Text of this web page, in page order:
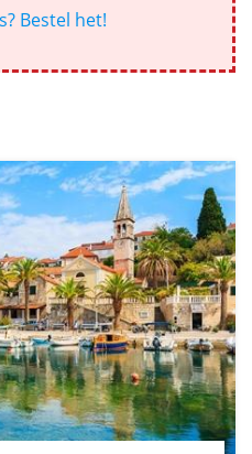
Bestel het!